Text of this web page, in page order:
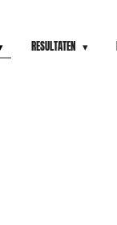
RESULTATEN